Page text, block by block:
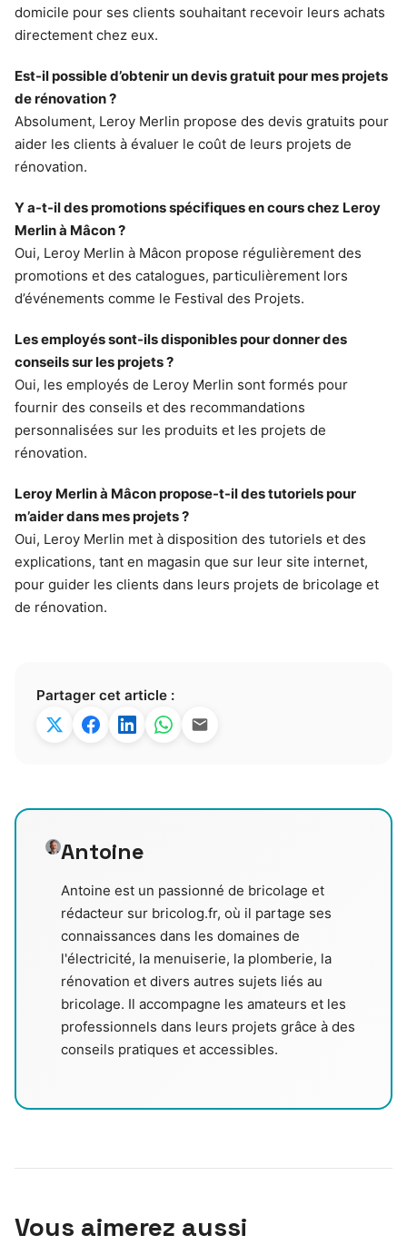
domicile pour ses clients souhaitant recevoir leurs achats
directement chez eux.
Est-il possible d’obtenir un devis gratuit pour mes projets
de rénovation ?
Absolument, Leroy Merlin propose des devis gratuits pour
aider les clients à évaluer le coût de leurs projets de
rénovation.
Y a-t-il des promotions spécifiques en cours chez Leroy
Merlin à Mâcon ?
Oui, Leroy Merlin à Mâcon propose régulièrement des
promotions et des catalogues, particulièrement lors
d’événements comme le Festival des Projets.
Les employés sont-ils disponibles pour donner des
conseils sur les projets ?
Oui, les employés de Leroy Merlin sont formés pour
fournir des conseils et des recommandations
personnalisées sur les produits et les projets de
rénovation.
Leroy Merlin à Mâcon propose-t-il des tutoriels pour
m’aider dans mes projets ?
Oui, Leroy Merlin met à disposition des tutoriels et des
explications, tant en magasin que sur leur site internet,
pour guider les clients dans leurs projets de bricolage et
de rénovation.
Partager cet article :
Antoine
Antoine est un passionné de bricolage et
rédacteur sur bricolog.fr, où il partage ses
connaissances dans les domaines de
l'électricité, la menuiserie, la plomberie, la
rénovation et divers autres sujets liés au
bricolage. Il accompagne les amateurs et les
professionnels dans leurs projets grâce à des
conseils pratiques et accessibles.
Vous aimerez aussi